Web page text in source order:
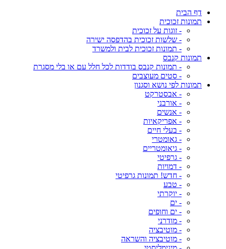
דף הבית
תמונות זכוכית
- זוגות על זכוכית
- שלשות זכוכית בהדפסה ישירה
- תמונות זכוכית לבית ולמשרד
תמונות קנבס
- תמונות קנבס בודדות לכל חלל עם או בלי מסגרת
- סטים מעוצבים
תמונות לפי נושא וסגנון
- אבסטרקט
- אורבני
- אנשים
- אפריקאיות
- בעלי חיים
- גאומטרי
- גיאומטריים
- גרפיטי
- דמויות
- חדש! תמונות גרפיטי
- טבע
- יוקרתי
- ים
- ים וחופים
- מודרני
- מוטיבציה
- מוטיבציה והשראה